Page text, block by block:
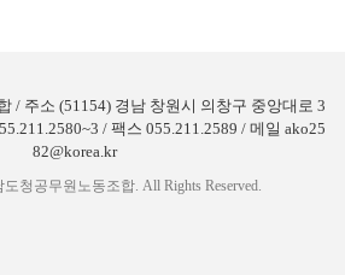
/ 주소 (51154) 경남 창원시 의창구 중앙대로 3
/ 팩스 055.211.2589 / 메일 ako25
82@korea.kr
청공무원노동조합. All Rights Reserved.